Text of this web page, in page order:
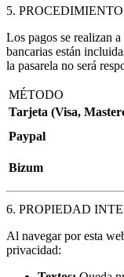
5.
Los pagos se realizan
bancarias están
la pasarela no será
MÉTODO
Tarjeta (Visa,
Paypal
Bizum
6. PROPIEDAD
Al navegar por esta
privacidad: